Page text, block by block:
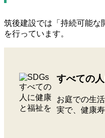
筑後建設では「持続可能な
を行っています。
すべての
お庭での生
実で、健康